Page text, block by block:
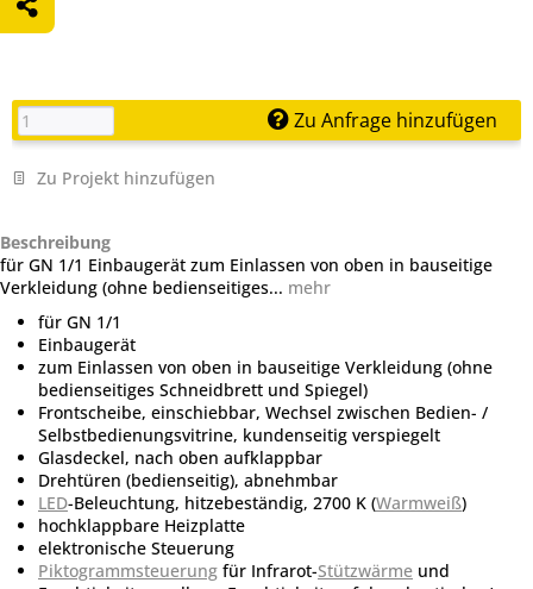
Zu Anfrage hinzufügen
Zu Projekt hinzufügen
Beschreibung
für GN 1/1 Einbaugerät zum Einlassen von oben in bauseitige
Verkleidung (ohne bedienseitiges... mehr
für GN 1/1
Einbaugerät
zum Einlassen von oben in bauseitige Verkleidung (ohne
bedienseitiges Schneidbrett und Spiegel)
Frontscheibe, einschiebbar, Wechsel zwischen Bedien- /
Selbstbedienungsvitrine, kundenseitig verspiegelt
Glasdeckel, nach oben aufklappbar
Drehtüren (bedienseitig), abnehmbar
LED-Beleuchtung, hitzebeständig, 2700 K (Warmweiß)
hochklappbare Heizplatte
elektronische Steuerung
Piktogrammsteuerung für Infrarot-Stützwärme und